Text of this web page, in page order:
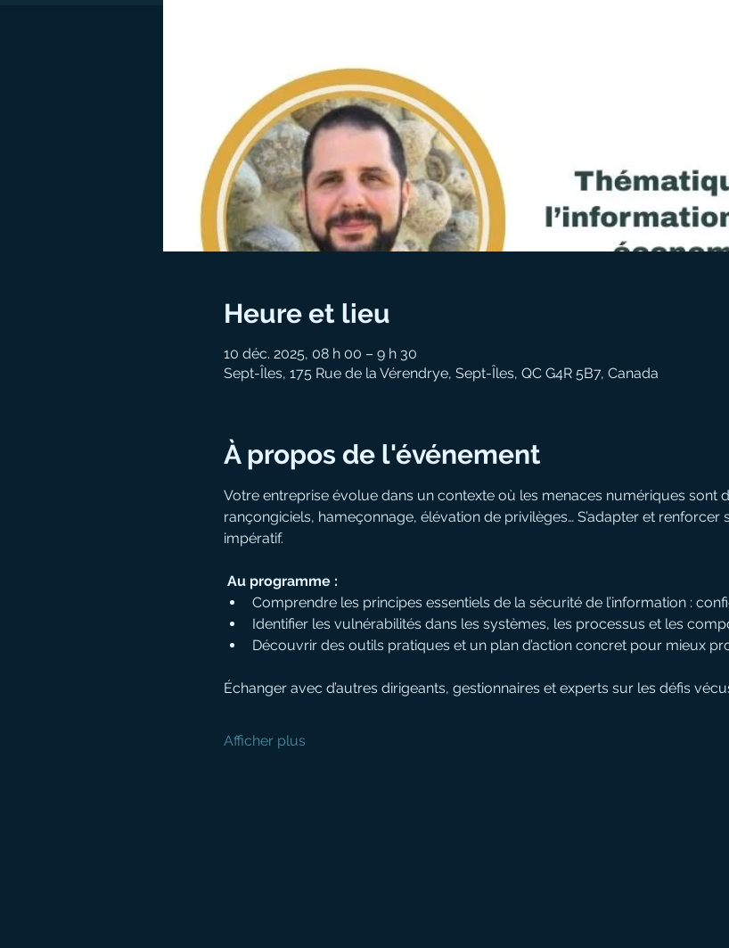
Heure et lieu
10 déc. 2025, 08 h 00 – 9 h 30
Sept-Îles, 175 Rue de la Vérendrye, Sept-Îles, QC G4R 5B7, Canada
À propos de l'événement
Votre entreprise évolue dans un contexte où les menaces numériques sont
rançongiciels, hameçonnage, élévation de privilèges… S’adapter et
impératif.
Au programme :
Comprendre les principes essentiels de la sécurité de l’information :
Identifier les vulnérabilités dans les systèmes, les processus et les
Découvrir des outils pratiques et un plan d’action concret pour mieux
Échanger avec d’autres dirigeants, gestionnaires et experts sur les défis
Afficher plus